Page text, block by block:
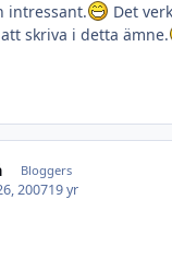
intressant.
Det
skriva i detta ämne.
Bloggers
200719 yr